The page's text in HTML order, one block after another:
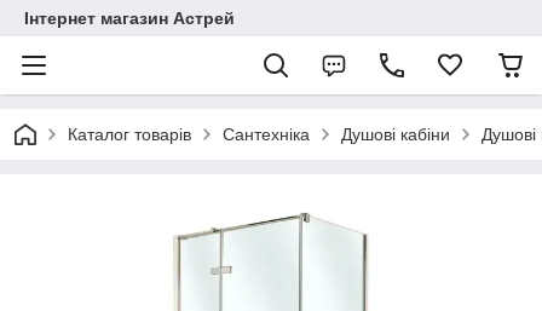
Інтернет магазин Астрей
Каталог товарів Сантехніка Душові кабіни Душові